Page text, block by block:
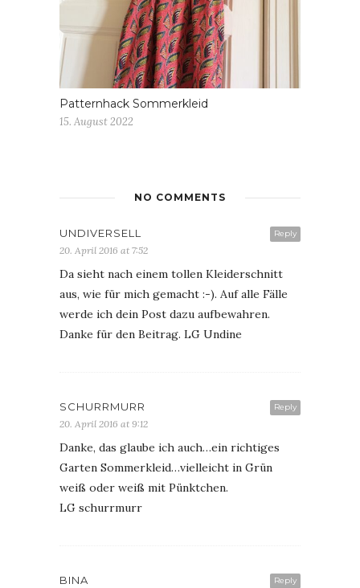
Patternhack Sommerkleid
15. August 2022
NO COMMENTS
Reply
UNDIVERSELL
20. April 2016 at 7:52
Da sieht nach einem tollen Kleiderschnitt
aus, wie für mich gemacht :-). Auf alle Fälle
werde ich dein Post dazu aufbewahren.
Danke für den Beitrag. LG Undine
Reply
SCHURRMURR
20. April 2016 at 9:12
Danke, das glaube ich auch…ein richtiges
Garten Sommerkleid…vielleicht in Grün
weiß oder weiß mit Pünktchen.
LG schurrmurr
Reply
BINA